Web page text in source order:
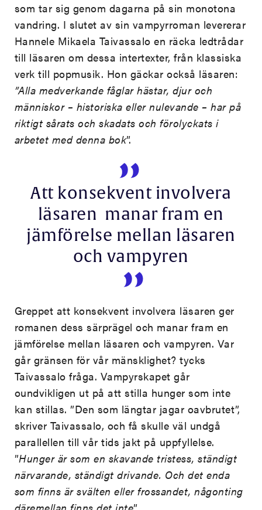
som tar sig genom dagarna på sin monotona
vandring. I slutet av sin vampyrroman levererar
Hannele Mikaela Taivassalo en räcka ledtrådar
till läsaren om dessa intertexter, från klassiska
verk till popmusik. Hon gäckar också läsaren:
”Alla medverkande fåglar hästar, djur och
människor – historiska eller nulevande – har på
riktigt sårats och skadats och förolyckats i
arbetet med denna bok”.
Att konsekvent involvera
läsaren manar fram en
jämförelse mellan läsaren
och vampyren
Greppet att konsekvent involvera läsaren ger
romanen dess särprägel och manar fram en
jämförelse mellan läsaren och vampyren. Var
går gränsen för vår mänsklighet? tycks
Taivassalo fråga. Vampyrskapet går
oundvikligen ut på att stilla hunger som inte
kan stillas. ”Den som längtar jagar oavbrutet”,
skriver Taivassalo, och få skulle väl undgå
parallellen till vår tids jakt på uppfyllelse.
”Hunger är som en skavande tristess, ständigt
närvarande, ständigt drivande. Och det enda
som finns är svälten eller frossandet, någonting